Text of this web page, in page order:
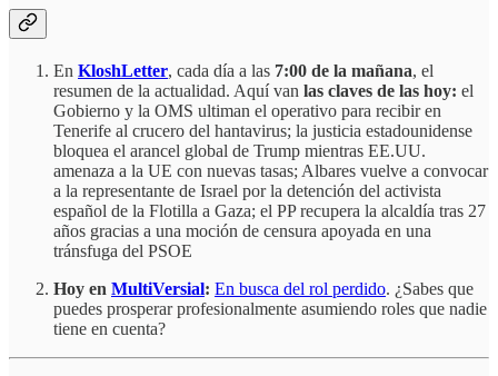
En KloshLetter, cada día a las 7:00 de la mañana, el
resumen de la actualidad. Aquí van las claves de las hoy: el
Gobierno y la OMS ultiman el operativo para recibir en
Tenerife al crucero del hantavirus; la justicia estadounidense
bloquea el arancel global de Trump mientras EE.UU.
amenaza a la UE con nuevas tasas; Albares vuelve a convocar
a la representante de Israel por la detención del activista
español de la Flotilla a Gaza; el PP recupera la alcaldía tras 27
años gracias a una moción de censura apoyada en una
tránsfuga del PSOE
Hoy en MultiVersial: En busca del rol perdido. ¿Sabes que
puedes prosperar profesionalmente asumiendo roles que nadie
tiene en cuenta?